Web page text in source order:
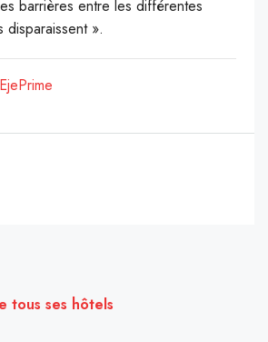
barrières entre les différentes
disparaissent ».
EjePrime
tous ses hôtels